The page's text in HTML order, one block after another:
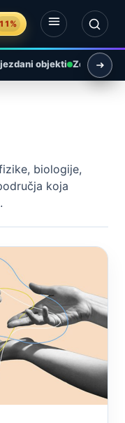
11%
objekti Zemlja i
biologije,
koja